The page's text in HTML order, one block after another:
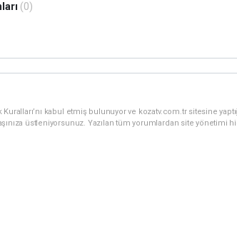
(0)
kabul etmiş bulunuyor ve kozatv.com.tr sitesine
üstleniyorsunuz. Yazılan tüm yorumlardan site yönetimi